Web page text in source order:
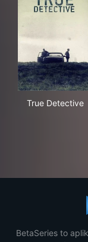
True Detective
BetaSeries to